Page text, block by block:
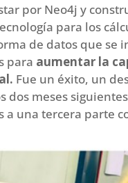
por Neo4j y
para los
de datos que se
para aumentar la
Fue un éxito, un
dos meses
una tercera parte